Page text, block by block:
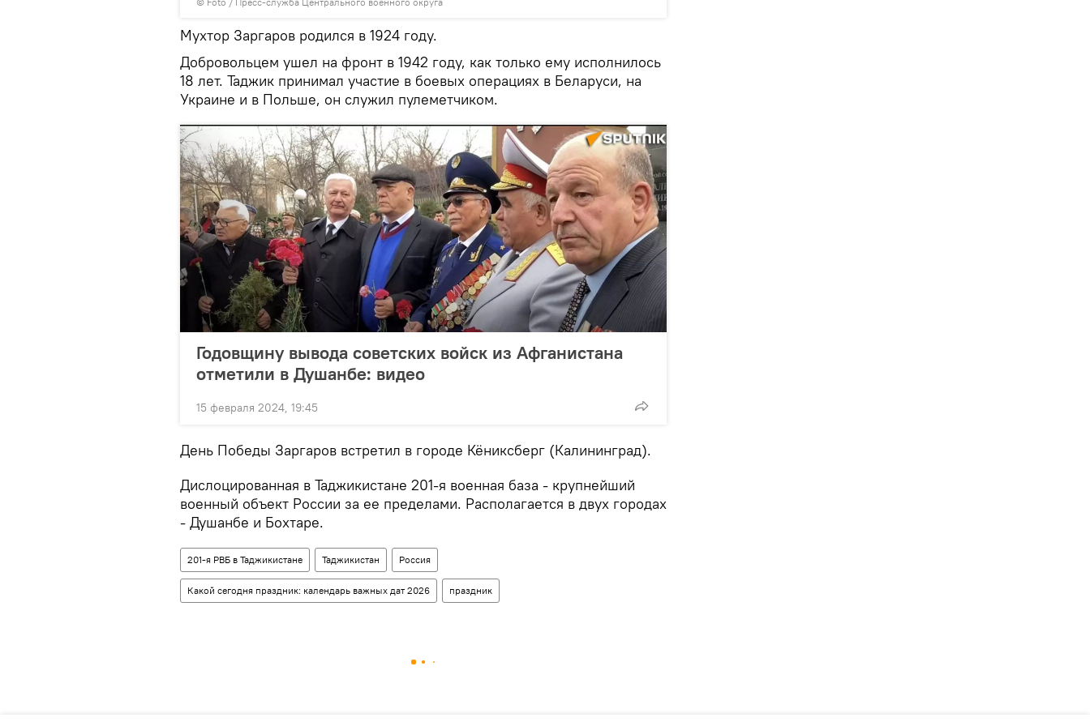
Мухтор Заргаров родился в 1924 году.
Добровольцем ушел на фронт в 1942 году, как только ему исполнилось
18 лет. Таджик принимал участие в боевых операциях в Беларуси, на
Украине и в Польше, он служил пулеметчиком.
Годовщину вывода советских войск из Афганистана
отметили в Душанбе: видео
15 февраля 2024, 19:45
День Победы Заргаров встретил в городе Кёниксберг (Калининград).
Дислоцированная в Таджикистане 201-я военная база - крупнейший
военный объект России за ее пределами. Располагается в двух городах
- Душанбе и Бохтаре.
201-я РВБ в Таджикистане Таджикистан Россия
Какой сегодня праздник: календарь важных дат 2026 праздник